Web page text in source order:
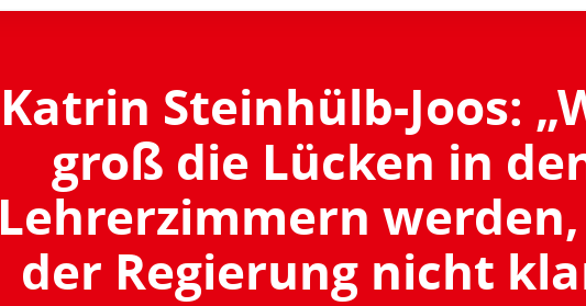
Katrin Steinhülb-Joos:
groß die Lücken in
Lehrerzimmern
der Regierung nicht